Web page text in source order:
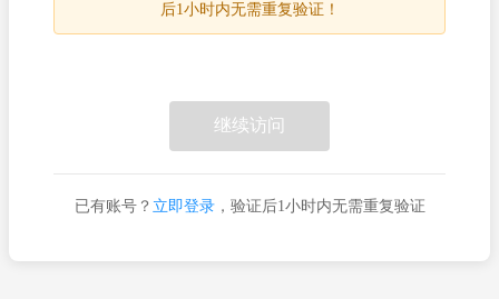
后1小时内无需重复验证！
继续访问
已有账号？ 立即登录，验证后1小时内无需重复验证